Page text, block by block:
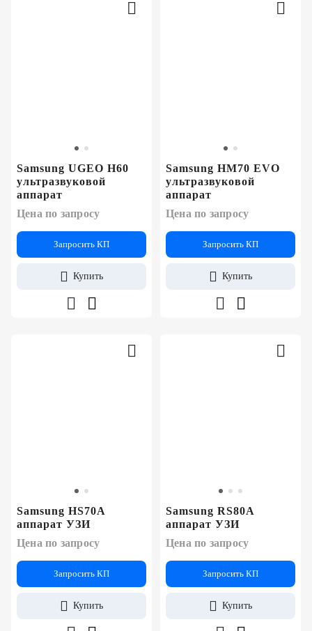
Samsung UGEO H60
ультразвуковой
аппарат
Цена по запросу
Запросить КП
Купить
Samsung HM70 EVO
ультразвуковой
аппарат
Цена по запросу
Запросить КП
Купить
Samsung HS70A
аппарат УЗИ
Цена по запросу
Запросить КП
Купить
Samsung RS80A
аппарат УЗИ
Цена по запросу
Запросить КП
Купить